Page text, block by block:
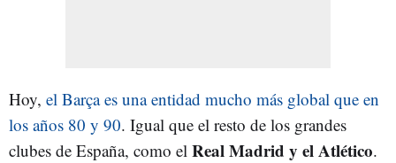
Hoy, el Barça es una entidad mucho más global que en
los años 80 y 90. Igual que el resto de los grandes
clubes de España, como el Real Madrid y el Atlético.